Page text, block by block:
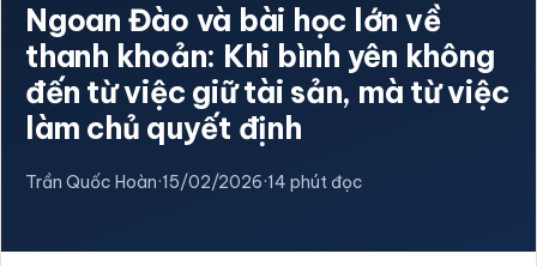
Ngoan Đào và bài học lớn về
thanh khoản: Khi bình yên không
đến từ việc giữ tài sản, mà từ việc
làm chủ quyết định
Trần Quốc Hoàn·15/02/2026·14 phút đọc